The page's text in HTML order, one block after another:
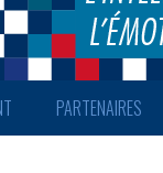
PARTENAIRES